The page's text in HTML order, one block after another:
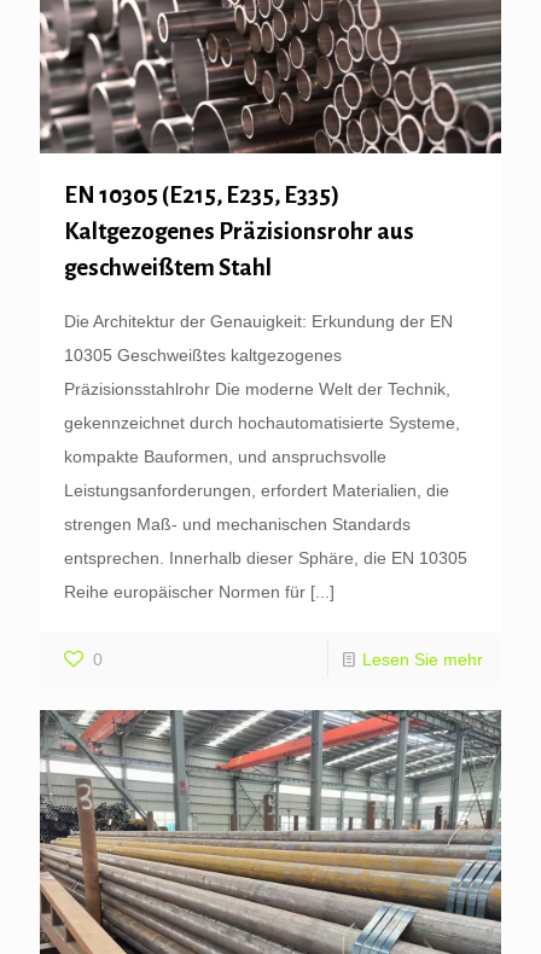
EN 10305 (E215, E235, E335)
Kaltgezogenes Präzisionsrohr aus
geschweißtem Stahl
Die Architektur der Genauigkeit: Erkundung der EN
10305 Geschweißtes kaltgezogenes
Präzisionsstahlrohr Die moderne Welt der Technik,
gekennzeichnet durch hochautomatisierte Systeme,
kompakte Bauformen, und anspruchsvolle
Leistungsanforderungen, erfordert Materialien, die
strengen Maß- und mechanischen Standards
entsprechen. Innerhalb dieser Sphäre, die EN 10305
Reihe europäischer Normen für [...]
0 Lesen Sie mehr